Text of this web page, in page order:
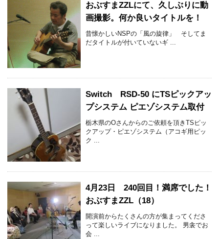
おぶすまZZLにて、久しぶりに動
画撮影。何か良いタイトルを！
昔懐かしいNSPの「風の旋律」 そしてま
だタイトルが付いていないギ ...
Switch RSD-50 にTSピックアッ
プシステム ピエゾシステム取付
栃木県のOさんからのご依頼を頂きTSピッ
クアップ・ピエゾシステム（アコギ用ピッ
ク ...
4月23日 240回目！満席でした！
おぶすまZZL（18）
開演前からたくさんの方が集まってくださ
って楽しいライブになりました。 男衾でお
会 ...